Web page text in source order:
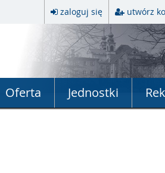
zaloguj się utwórz
Oferta Jednostki